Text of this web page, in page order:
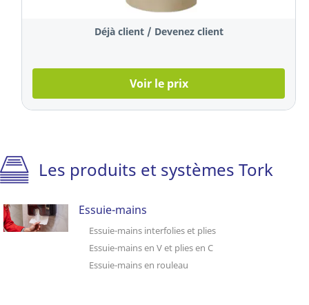
rouleaux
Déjà client / Devenez client
Voir le prix
Les produits et systèmes Tork
Essuie-mains
Essuie-mains interfolies et plies
Essuie-mains en V et plies en C
Essuie-mains en rouleau